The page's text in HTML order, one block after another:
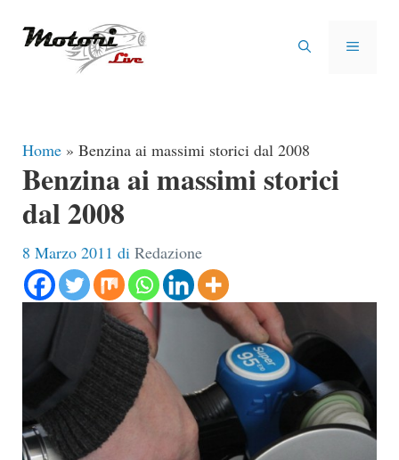
MENU
Home » Benzina ai massimi storici dal 2008
Benzina ai massimi storici
dal 2008
8 Marzo 2011 di Redazione